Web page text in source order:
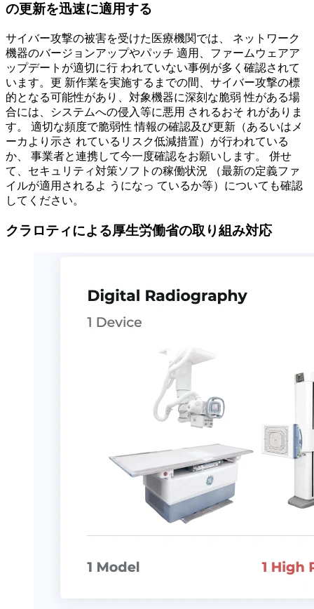
の更新を迅速に適用する
サイバー攻撃の被害を受けた医療機関では、 ネットワーク
機器のバージョンアップやパッチ 適用、ファームウェアア
ップデートが適切に行 われていない事例が多く確認されて
います。更 新作業を実施するまでの間、サイバー攻撃の標
的となる可能性があり、対象機器に深刻な脆弱 性がある場
合には、システムへの侵入等に悪用 されるおそ れがありま
す。 適切な頻度で脆弱性 情報の確認及び更新（あるいはメ
ーカより示さ れているリスク低減措置）が行われている
か、 事業者と連携して今一度確認をお願いします。 併せ
て、セキュリティ対策ソフトの稼働状況 （最新の定義ファ
イルが適用されるよ うになっ ているか等）についても確認
してください。
クラロティによる厚生労働省の取り組み対応